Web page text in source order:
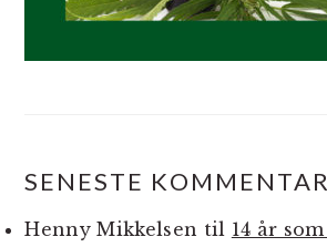
SENESTE
Henny Mikkelsen til 14 år